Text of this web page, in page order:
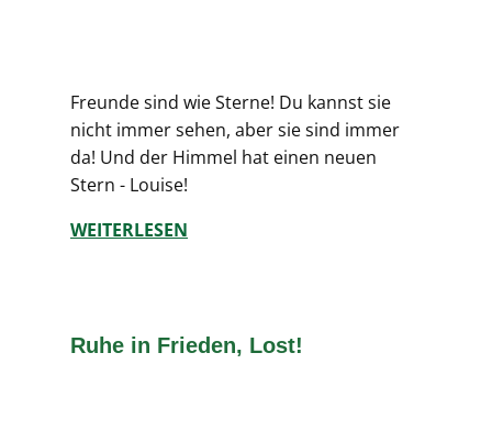
Freunde sind wie Sterne! Du kannst sie
nicht immer sehen, aber sie sind immer
da! Und der Himmel hat einen neuen
Stern - Louise!
WEITERLESEN
Ruhe in Frieden, Lost!